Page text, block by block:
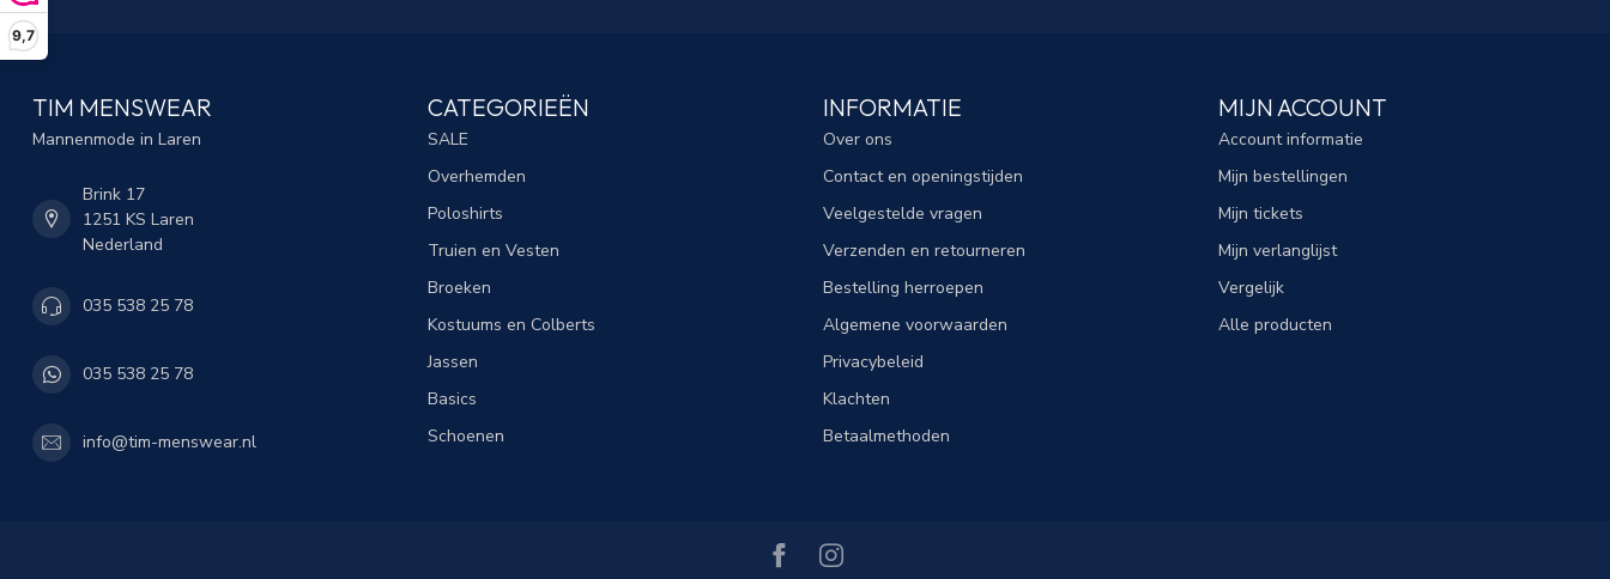
9,7
TIM MENSWEAR
Mannenmode in Laren
Brink 17
1251 KS Laren
Nederland
035 538 25 78
035 538 25 78
info@tim-menswear.nl
CATEGORIEËN
SALE
Overhemden
Poloshirts
Truien en Vesten
Broeken
Kostuums en Colberts
Jassen
Basics
Schoenen
INFORMATIE
Over ons
Contact en openingstijden
Veelgestelde vragen
Verzenden en retourneren
Bestelling herroepen
Algemene voorwaarden
Privacybeleid
Klachten
Betaalmethoden
MIJN ACCOUNT
Account informatie
Mijn bestellingen
Mijn tickets
Mijn verlanglijst
Vergelijk
Alle producten